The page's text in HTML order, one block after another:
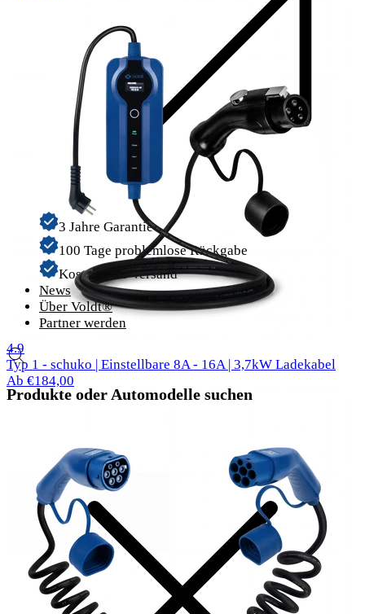
3 Jahre Garantie
100 Tage problemlose Rückgabe
Kostenloser Versand
News
Über Voldt®
Partner werden
Produkte oder Automodelle suchen
4.9
Typ 1 - schuko | Einstellbare 8A - 16A | 3,7kW Ladekabel
Ab €184,00